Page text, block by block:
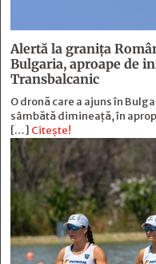
Alertă la granița
Bulgaria, aproape de
Transbalcanic
O dronă care a ajuns în
sâmbătă dimineață, în
[…] Citește!